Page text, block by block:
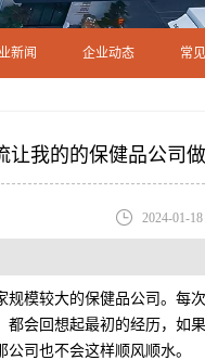
新闻 企业动态 常
让我的的保健品公司
2024-01-18
规模较大的保健品公司。每
都会回想起最初的经历，如
公司也不会这样顺风顺水。